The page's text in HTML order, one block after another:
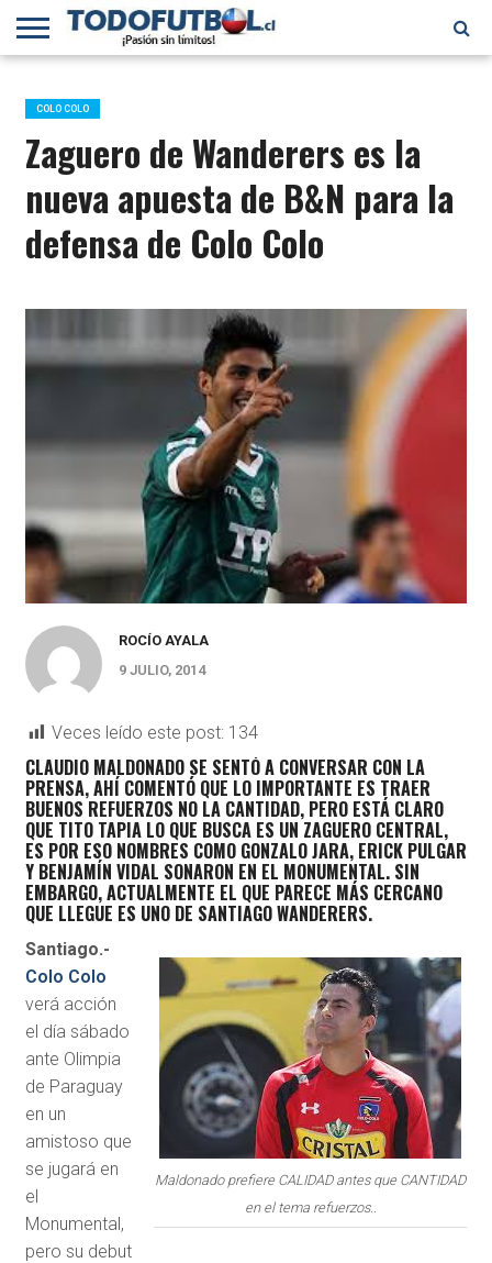
PRIMERA
B
SELECCIÓN
CHILENA
CHILENOS
EN EL
MUNDO
FÚTBOL
INTERNACIONAL
COLO COLO
Zaguero de Wanderers es la
nueva apuesta de B&N para la
defensa de Colo Colo
ROCÍO AYALA
9 JULIO, 2014
Veces leído este post: 134
CLAUDIO MALDONADO SE SENTÓ A CONVERSAR CON LA
PRENSA, AHÍ COMENTÓ QUE LO IMPORTANTE ES TRAER
BUENOS REFUERZOS NO LA CANTIDAD, PERO ESTÁ CLARO
QUE TITO TAPIA LO QUE BUSCA ES UN ZAGUERO CENTRAL,
ES POR ESO NOMBRES COMO GONZALO JARA, ERICK PULGAR
Y BENJAMÍN VIDAL SONARON EN EL MONUMENTAL. SIN
EMBARGO, ACTUALMENTE EL QUE PARECE MÁS CERCANO
QUE LLEGUE ES UNO DE SANTIAGO WANDERERS.
Maldonado prefiere CALIDAD antes que CANTIDAD
en el tema refuerzos..
Santiago.-
Colo Colo
verá acción
el día sábado
ante Olimpia
de Paraguay
en un
amistoso que
se jugará en
el
Monumental,
pero su debut